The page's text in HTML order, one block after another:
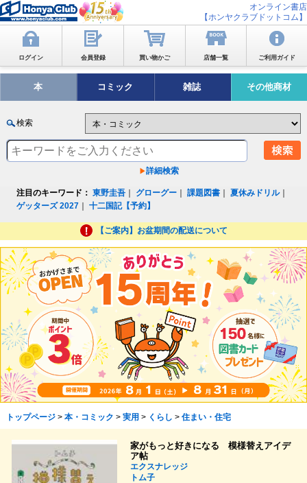
オンライン書店
【ホンヤクラブドットコム】
ログイン 会員登録 買い物かご 店舗一覧 ご利用ガイド
本 コミック 雑誌 その他商材
検索
詳細検索
注目のキーワード： 東野圭吾 グローグー ｜課題図書 ｜夏休みドリル｜
ゲッターズ 2027 ｜十二国記【予約】
【ご案内】お盆期間の配送について
トップページ> 本・コミック > 実用 > くらし > 住まい・住宅
家がもっと好きになる 模様替えアイデ
ア帖
エクスナレッジ
トム子